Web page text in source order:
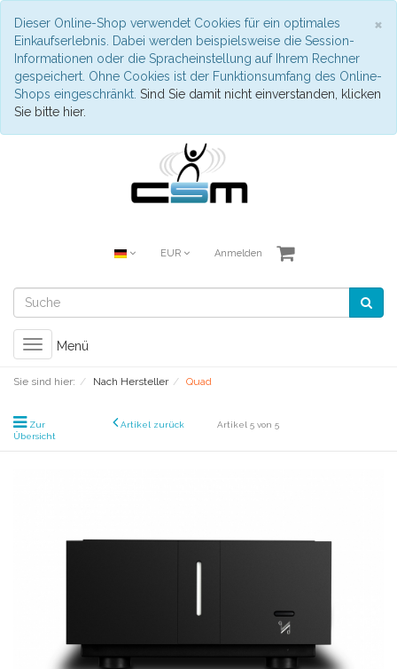
×
Dieser Online-Shop verwendet Cookies für ein optimales
Einkaufserlebnis. Dabei werden beispielsweise die Session-
Informationen oder die Spracheinstellung auf Ihrem Rechner
gespeichert. Ohne Cookies ist der Funktionsumfang des Online-
Shops eingeschränkt. Sind Sie damit nicht einverstanden, klicken
Sie bitte hier.
EUR Anmelden
Toggle
navigation
Menü
Sie sind hier: Nach Hersteller Quad
Zur
Übersicht
Artikel zurück Artikel 5 von 5